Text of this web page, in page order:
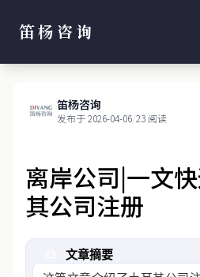
笛杨咨询
笛杨咨询
发布于 2026-04-06/23 阅读
离岸公司|一文
其公司注册
文章摘要